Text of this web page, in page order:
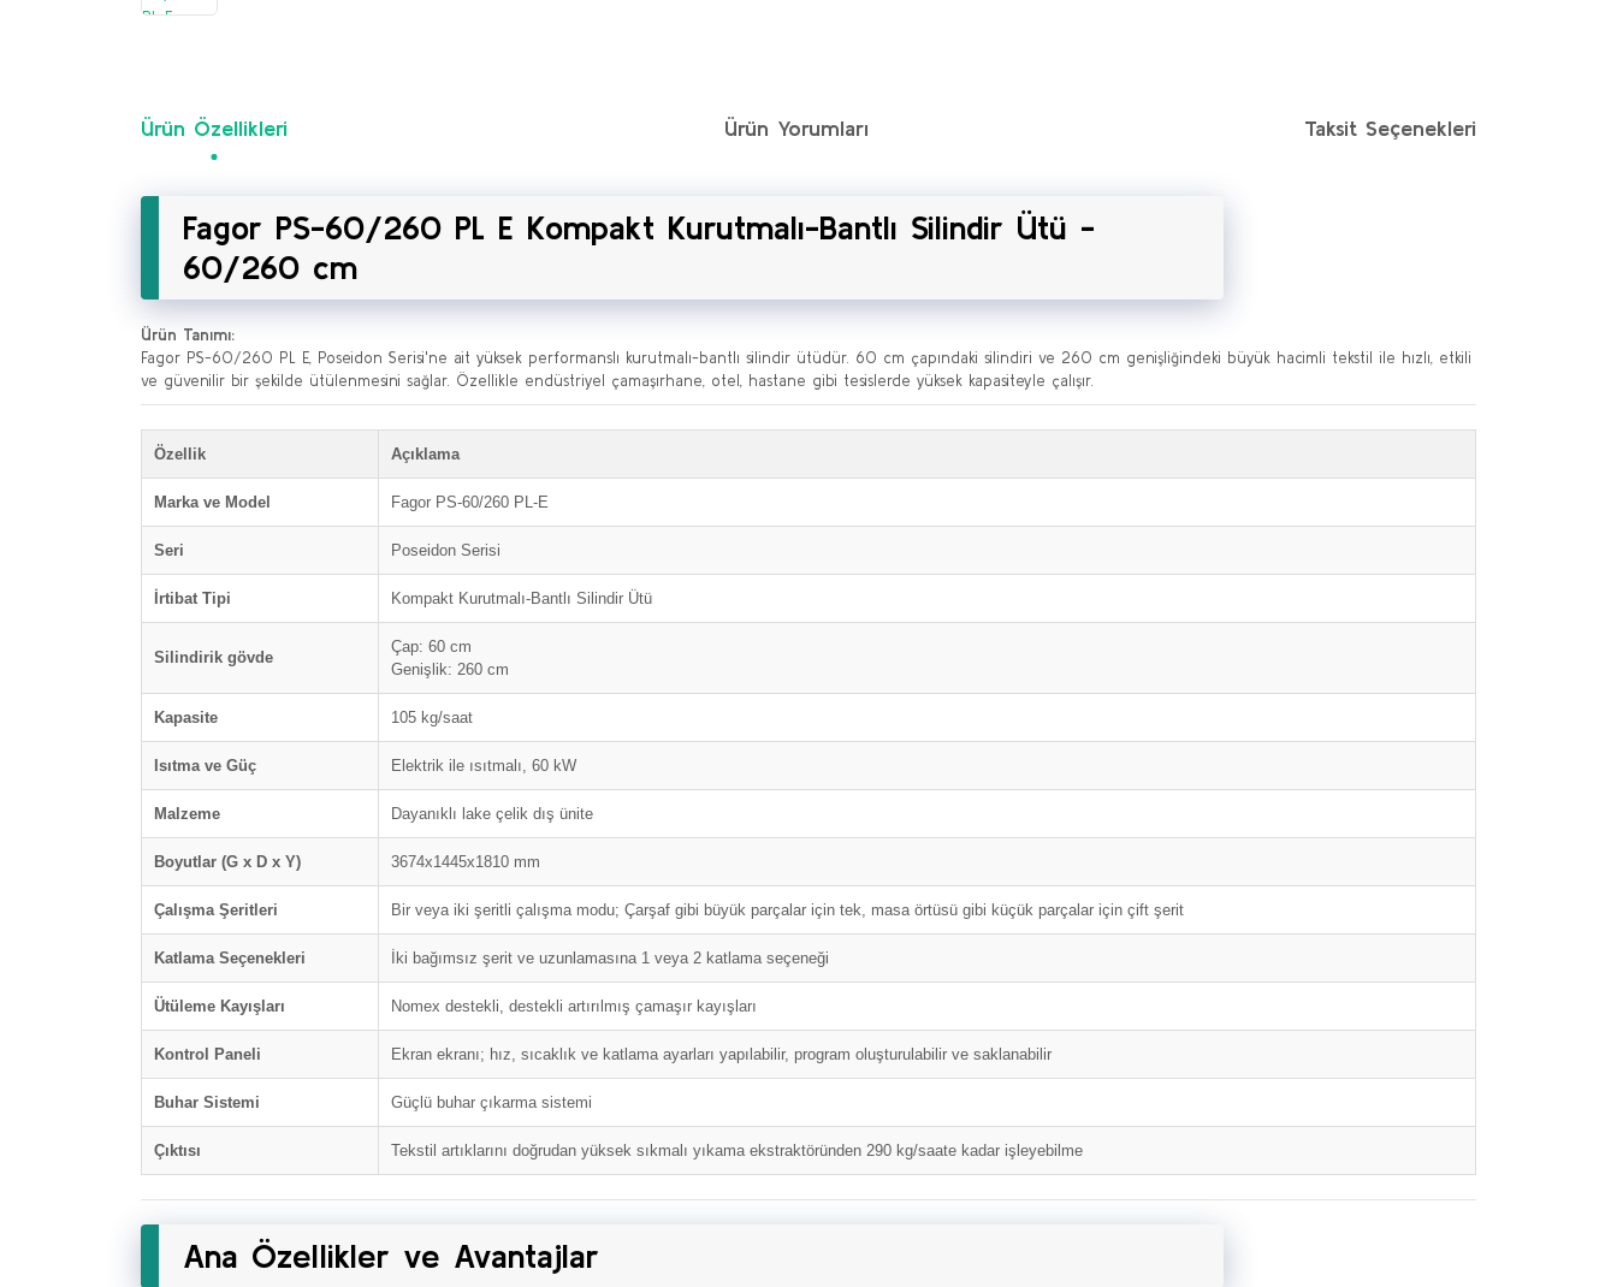
Ürün Özellikleri Ürün Yorumları Taksit Seçenekleri
Fagor PS-60/260 PL E Kompakt Kurutmalı-Bantlı Silindir Ütü -
60/260 cm
Ürün Tanımı:
Fagor PS-60/260 PL E, Poseidon Serisi'ne ait yüksek performanslı kurutmalı-bantlı silindir ütüdür. 60 cm çapındaki silindiri ve 260 cm genişliğindeki büyük hacimli tekstil ile hızlı, etkili
ve güvenilir bir şekilde ütülenmesini sağlar. Özellikle endüstriyel çamaşırhane, otel, hastane gibi tesislerde yüksek kapasiteyle çalışır.
Özellik Açıklama
Marka ve Model Fagor PS-60/260 PL-E
Seri Poseidon Serisi
İrtibat Tipi Kompakt Kurutmalı-Bantlı Silindir Ütü
Silindirik gövde
Çap: 60 cm
Genişlik: 260 cm
Kapasite 105 kg/saat
Isıtma ve Güç Elektrik ile ısıtmalı, 60 kW
Malzeme Dayanıklı lake çelik dış ünite
Boyutlar (G x D x Y) 3674x1445x1810 mm
Çalışma Şeritleri Bir veya iki şeritli çalışma modu; Çarşaf gibi büyük parçalar için tek, masa örtüsü gibi küçük parçalar için çift şerit
Katlama Seçenekleri İki bağımsız şerit ve uzunlamasına 1 veya 2 katlama seçeneği
Ütüleme Kayışları Nomex destekli, destekli artırılmış çamaşır kayışları
Kontrol Paneli Ekran ekranı; hız, sıcaklık ve katlama ayarları yapılabilir, program oluşturulabilir ve saklanabilir
Buhar Sistemi Güçlü buhar çıkarma sistemi
Çıktısı Tekstil artıklarını doğrudan yüksek sıkmalı yıkama ekstraktöründen 290 kg/saate kadar işleyebilme
Ana Özellikler ve Avantajlar